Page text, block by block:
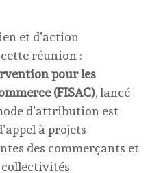
et d’action
cette réunion :
pour les
(FISAC), lancé
d’attribution est
à projets
des commerçants et
collectivités